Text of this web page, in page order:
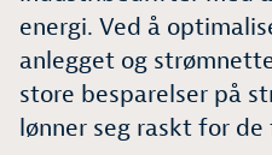
energi. Ved å
anlegget og
store besparelser på
lønner seg raskt for